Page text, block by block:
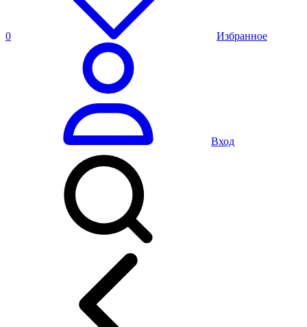
0 Избранное
Вход